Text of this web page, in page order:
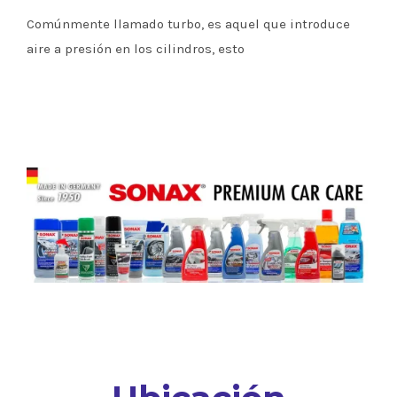
Comúnmente llamado turbo, es aquel que introduce
aire a presión en los cilindros, esto